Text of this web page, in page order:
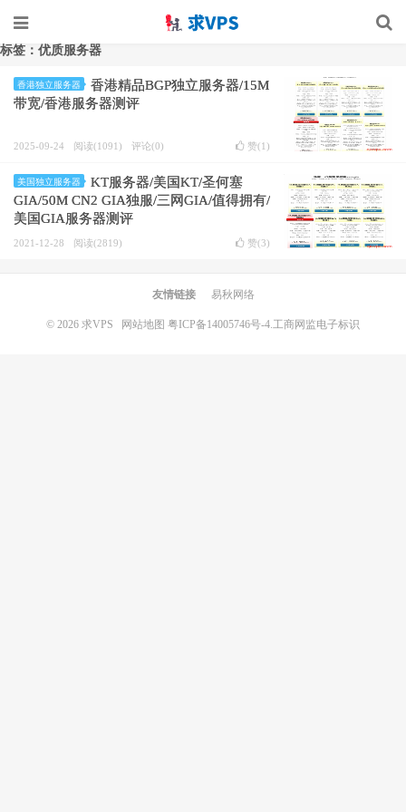
标签：优质服务器
香港独立服务器
香港精品BGP独立服务器/15M
带宽/香港服务器测评
2025-09-24 阅读(1091) 评论(0) 赞(1 )
美国独立服务器
KT服务器/美国KT/圣何塞
GIA/50M CN2 GIA独服/三网GIA/值得拥有/
美国GIA服务器测评
2021-12-28 阅读(2819) 赞(3)
友情链接 易秋网络
© 2026 求VPS 网站地图 粤ICP备14005746号-4.工商网监电子标识